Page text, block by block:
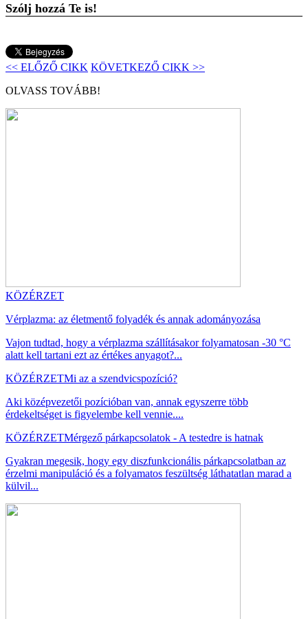
Szólj hozzá Te is!
<< ELŐZŐ CIKK KÖVETKEZŐ CIKK >>
OLVASS TOVÁBB!
KÖZÉRZET
Vérplazma: az életmentő folyadék és annak adományozása
Vajon tudtad, hogy a vérplazma szállításakor folyamatosan -30 °C
alatt kell tartani ezt az értékes anyagot?...
KÖZÉRZETMi az a szendvicspozíció?
Aki középvezetői pozícióban van, annak egyszerre több
érdekeltséget is figyelembe kell vennie....
KÖZÉRZETMérgező párkapcsolatok - A testedre is hatnak
Gyakran megesik, hogy egy diszfunkcionális párkapcsolatban az
érzelmi manipuláció és a folyamatos feszültség láthatatlan marad a
külvil...